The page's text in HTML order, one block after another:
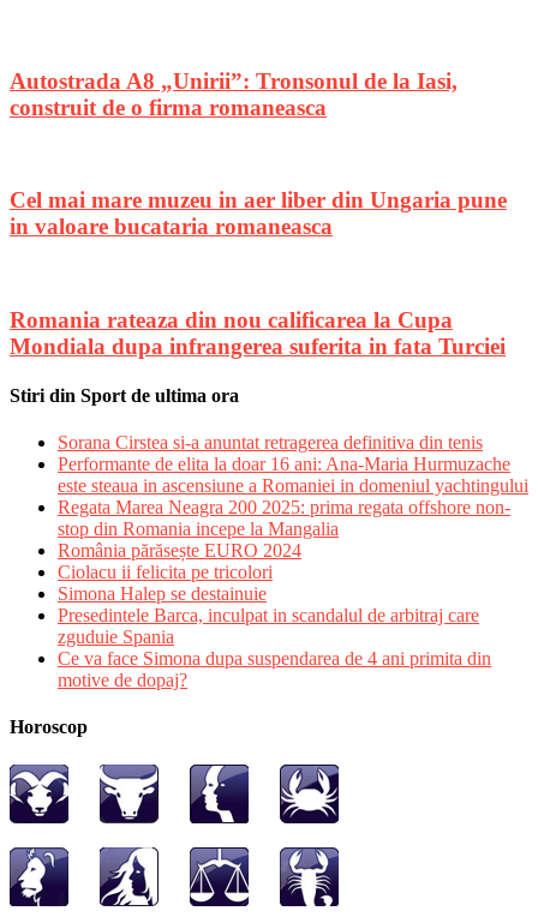
Autostrada A8 „Unirii”: Tronsonul de la Iasi,
construit de o firma romaneasca
Cel mai mare muzeu in aer liber din Ungaria pune
in valoare bucataria romaneasca
Romania rateaza din nou calificarea la Cupa
Mondiala dupa infrangerea suferita in fata Turciei
Stiri din Sport de ultima ora
Sorana Cirstea si-a anuntat retragerea definitiva din tenis
Performante de elita la doar 16 ani: Ana-Maria Hurmuzache
este steaua in ascensiune a Romaniei in domeniul yachtingului
Regata Marea Neagra 200 2025: prima regata offshore non-
stop din Romania incepe la Mangalia
România părăsește EURO 2024
Ciolacu ii felicita pe tricolori
Simona Halep se destainuie
Presedintele Barca, inculpat in scandalul de arbitraj care
zguduie Spania
Ce va face Simona dupa suspendarea de 4 ani primita din
motive de dopaj?
Horoscop